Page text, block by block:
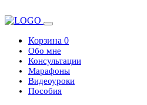
Корзина 0
Обо мне
Консультации
Марафоны
Видеоуроки
Пособия